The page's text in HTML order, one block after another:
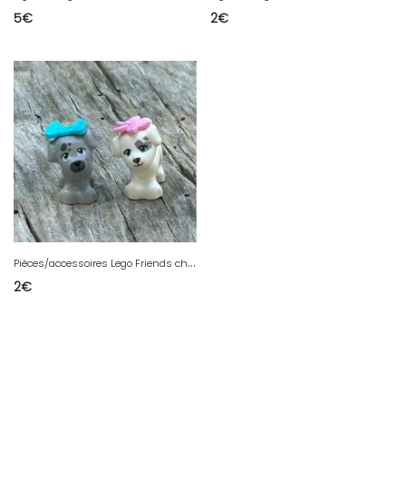
5€ 2€
P
ièces/accessoires Lego Friends chiens
2€